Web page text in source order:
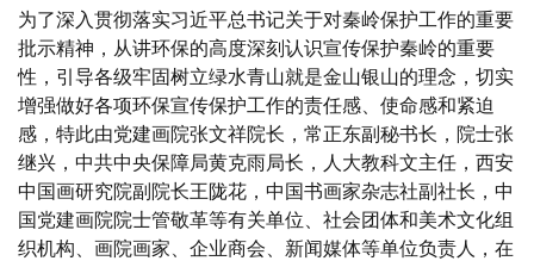
为了深入贯彻落实习近平总书记关于对秦岭保护工作的重要
批示精神，从讲环保的高度深刻认识宣传保护秦岭的重要
性，引导各级牢固树立绿水青山就是金山银山的理念，切实
增强做好各项环保宣传保护工作的责任感、使命感和紧迫
感，特此由党建画院张文祥院长，常正东副秘书长，院士张
继兴，中共中央保障局黄克雨局长，人大教科文主任，西安
中国画研究院副院长王陇花，中国书画家杂志社副社长，中
国党建画院院士管敬革等有关单位、社会团体和美术文化组
织机构、画院画家、企业商会、新闻媒体等单位负责人，在